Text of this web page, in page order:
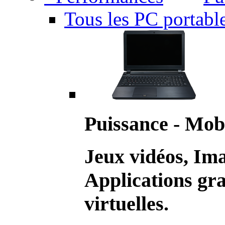
Tous les PC
Puissance -
Jeux vidéos,
Applications
virtuelles.